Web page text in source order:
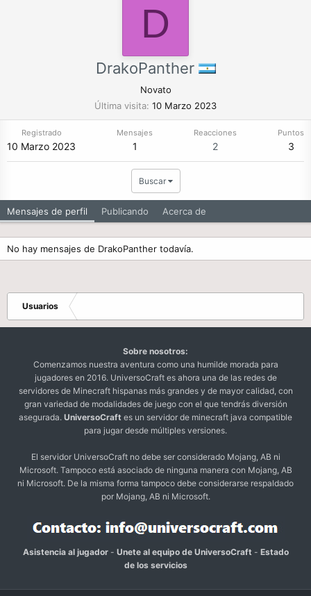
D
DrakoPanther
Novato
Última visita 10 Marzo 2023
Registrado
10 Marzo 2023
Mensajes
1
Reacciones
2
Puntos
3
Buscar
Mensajes de perfil Publicando Acerca de
No hay mensajes de DrakoPanther todavía.
Usuarios
Sobre nosotros:
Comenzamos nuestra aventura como una humilde morada para
jugadores en 2016. UniversoCraft es ahora una de las redes de
servidores de Minecraft hispanas más grandes y de mayor calidad, con
gran variedad de modalidades de juego con el que tendrás diversión
asegurada. UniversoCraft es un servidor de minecraft java compatible
para jugar desde múltiples versiones.
El servidor UniversoCraft no debe ser considerado Mojang, AB ni
Microsoft. Tampoco está asociado de ninguna manera con Mojang, AB
ni Microsoft. De la misma forma tampoco debe considerarse respaldado
por Mojang, AB ni Microsoft.
Asistencia al jugador- Unete al equipo de UniversoCraft - Estado
de los servicios